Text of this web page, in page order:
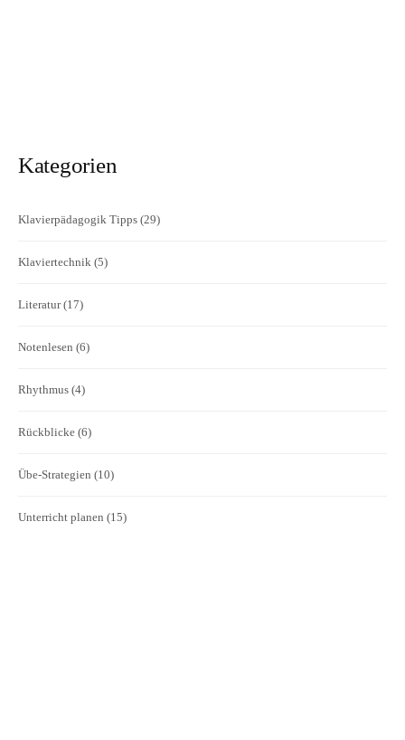
Kategorien
Klavierpädagogik Tipps (29)
Klaviertechnik (5)
Literatur(17)
Notenlesen (6)
Rhythmus (4)
Rückblicke (6)
Übe-Strategien (10)
Unterricht planen (15)